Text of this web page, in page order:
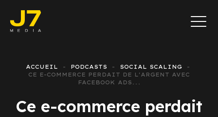
ACCUEIL PODCASTS
SOCIAL SCALING
CE E-COMMERCE PERDAIT DE L'ARGENT AVEC
FACEBOOK ADS...
Ce e-commerce perdait